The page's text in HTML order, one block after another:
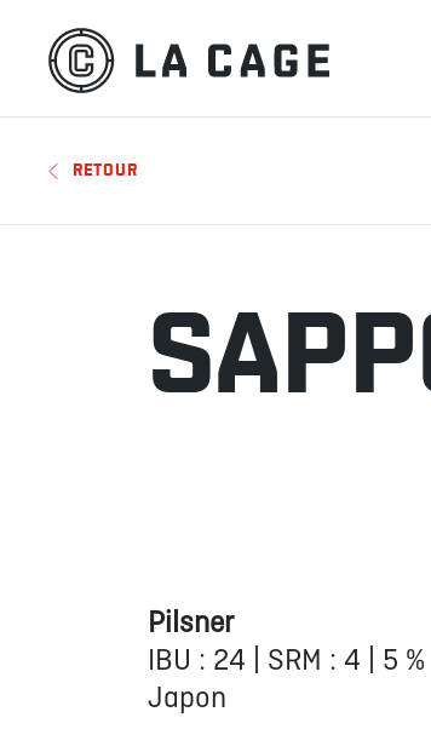
RETOUR
Pilsner
IBU : 24 | SRM : 4 | 5 %
Japon